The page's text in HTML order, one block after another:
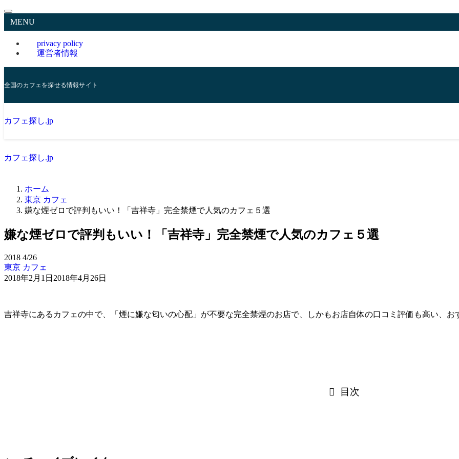
MENU
privacy policy
運営者情報
全国のカフェを探せる情報サイト
カフェ探し.jp
カフェ探し.jp
ホーム
東京 カフェ
嫌な煙ゼロで評判もいい！「吉祥寺」完全禁煙で人気のカフェ５選
嫌な煙ゼロで評判もいい！「吉祥寺」完全禁煙で人気のカフェ５選
2018 4/26
東京 カフェ
2018年2月1日 2018年4月26日
吉祥寺にあるカフェの中で、「煙に嫌な匂いの心配」が不要な完全禁煙のお店で、しかもお店自体の口コミ評価も高い、お
目次